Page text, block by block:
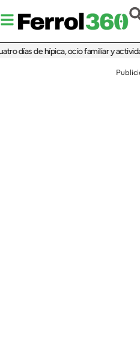
de hípica, ocio familiar y actividades